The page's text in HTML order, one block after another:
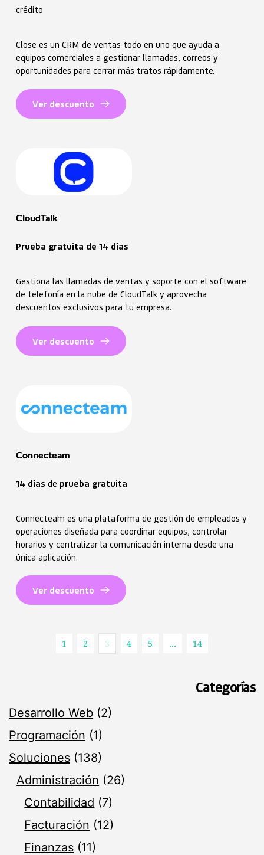
crédito
Close es un CRM de ventas todo en uno que ayuda a
equipos comerciales a gestionar llamadas, correos y
oportunidades para cerrar más tratos rápidamente.
Ver descuento
CloudTalk
Prueba gratuita de 14 días
Gestiona las llamadas de ventas y soporte con el software
de telefonía en la nube de CloudTalk y aprovecha
descuentos exclusivos para tu empresa.
Ver descuento
Connecteam
14 días de prueba gratuita
Connecteam es una plataforma de gestión de empleados y
operaciones diseñada para coordinar equipos, controlar
horarios y centralizar la comunicación interna desde una
única aplicación.
Ver descuento
1 2 3 4 5 … 14
Categorías
Desarrollo Web (2)
Programación (1)
Soluciones (138)
Administración (26)
Contabilidad (7)
Facturación (12)
Finanzas (11)